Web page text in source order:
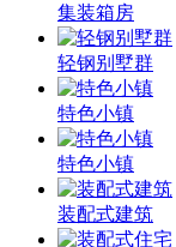
集装箱房
轻钢别墅群
特色小镇
特色小镇
装配式建筑